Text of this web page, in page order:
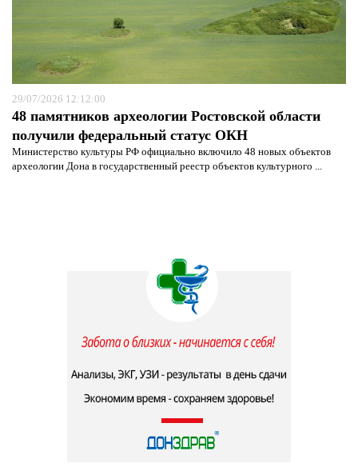
29/07/2026 12:12:00
48 памятников археологии Ростовской области
получили федеральный статус ОКН
Министерство культуры РФ официально включило 48 новых объектов
археологии Дона в государственный реестр объектов культурного ...